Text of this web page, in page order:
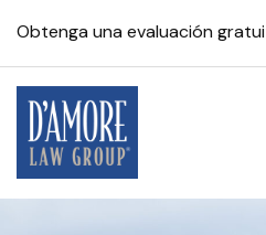
Obtenga una evaluación